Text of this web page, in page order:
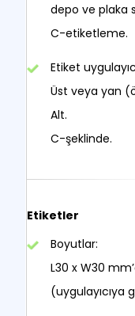
depo ve plaka
C-etiketleme.
Etiket
Üst veya yan
Alt.
C-şeklinde.
Etiketler
Boyutlar:
L30 x W30
(uygulayıcıya